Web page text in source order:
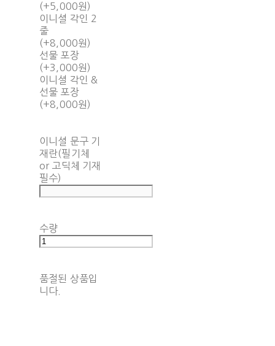
(+5,000원)
이니셜 각인 2
줄
(+8,000원)
선물 포장
(+3,000원)
이니셜 각인 &
선물 포장
(+8,000원)
이니셜 문구 기
재란(필기체
or 고딕체 기재
필수)
수량
품절된 상품입
니다.